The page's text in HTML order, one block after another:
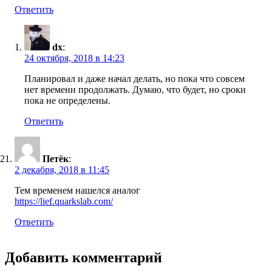
Ответить
dx:
24 октября, 2018 в 14:23
Планировал и даже начал делать, но пока что совсем
нет времени продолжать. Думаю, что будет, но сроки
пока не определены.
Ответить
Петёк:
2 декабря, 2018 в 11:45
Тем временем нашелся аналог
https://lief.quarkslab.com/
Ответить
Добавить комментарий